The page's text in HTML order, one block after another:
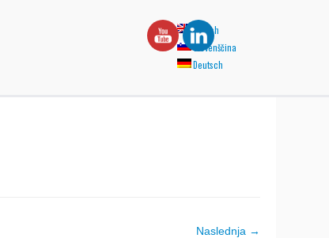
English
Slovenščina
Deutsch
Naslednja →